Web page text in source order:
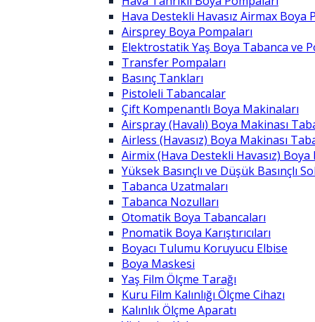
Hava Destekli Havasız Airmax Boya
Airsprey Boya Pompaları
Elektrostatik Yaş Boya Tabanca ve
Transfer Pompaları
Basınç Tankları
Pistoleli Tabancalar
Çift Kompenantlı Boya Makinaları
Airspray (Havalı) Boya Makinası
Airless (Havasız) Boya Makinası
Airmix (Hava Destekli Havasız) Boya
Yüksek Basınçlı ve Düşük Basınçlı
Tabanca Uzatmaları
Tabanca Nozulları
Otomatik Boya Tabancaları
Pnomatik Boya Karıştırıcıları
Boyacı Tulumu Koruyucu Elbise
Boya Maskesi
Yaş Film Ölçme Tarağı
Kuru Film Kalınlığı Ölçme Cihazı
Kalınlık Ölçme Aparatı